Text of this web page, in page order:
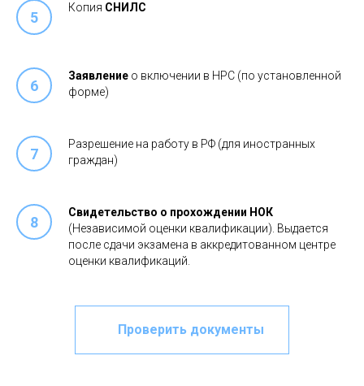
Копия СНИЛС
Заявление о включении в НРС (по установленной
форме)
Разрешение на работу в РФ (для иностранных
граждан)
Свидетельство о прохождении НОК
(Независимой оценки квалификации). Выдается
после сдачи экзамена в аккредитованном центре
оценки квалификаций.
Проверить документы